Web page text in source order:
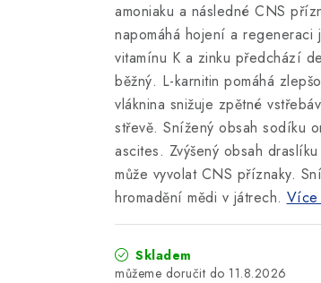
amoniaku a následné CNS
napomáhá hojení a regeneraci
vitamínu K a zinku předchází
běžný. L-karnitin pomáhá
vláknina snižuje zpětné
střevě. Snížený obsah sodíku
ascites. Zvýšený obsah
může vyvolat CNS příznaky.
hromadění mědi v játrech. Více
Skladem
11.8.2026